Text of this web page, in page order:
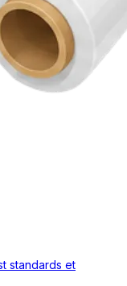
standards et